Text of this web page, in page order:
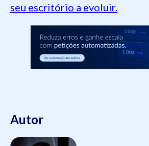
seu escritório a evoluir.
Autor